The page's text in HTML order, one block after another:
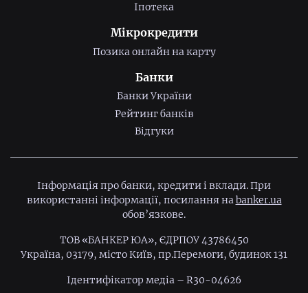
Іпотека
Мікрокредити
Позика онлайн на карту
Банки
Банки України
Рейтинг банків
Відгуки
Інформація про банки, кредити і вклади. При
використанні інформації, посилання наbanker.ua
обов’язкове.
ТОВ «БАНКЕР ЮА», ЄДРПОУ 43786450
Україна, 03179, місто Київ, пр.Перемоги, будинок 131
Ідентифiкатор медiа – R30-04626